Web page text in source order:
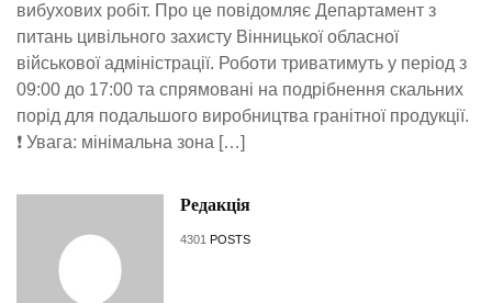
вибухових робіт. Про це повідомляє Департамент з
питань цивільного захисту Вінницької обласної
військової адміністрації. Роботи триватимуть у період з
09:00 до 17:00 та спрямовані на подрібнення скальних
порід для подальшого виробництва гранітної продукції.
❗ Увага: мінімальна зона […]
Редакція
4301 POSTS